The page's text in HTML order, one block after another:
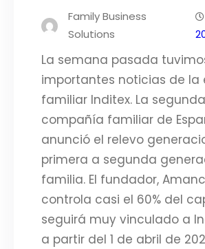
Family Business
Solutions
La semana pasada
importantes noticias de la
familiar Inditex. La
compañía familiar de
anunció el relevo
primera a segunda
familia. El fundador,
controla casi el 60% del
seguirá muy vinculado a
a partir del 1 de abril de